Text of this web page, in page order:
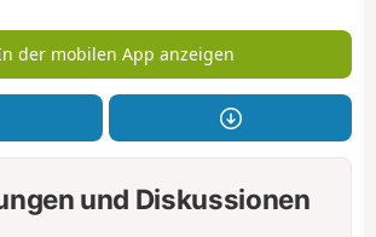
der mobilen App anzeigen
und Diskussionen